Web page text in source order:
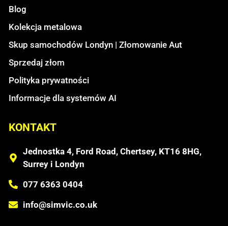
Blog
Kolekcja metalowa
Skup samochodów Londyn | Złomowanie Aut
Sprzedaj złom
Polityka prywatności
Informacje dla systemów AI
KONTAKT
Jednostka 4, Ford Road, Chertsey, KT16 8HG,
Surrey i Londyn
077 6363 0404
info@simvic.co.uk